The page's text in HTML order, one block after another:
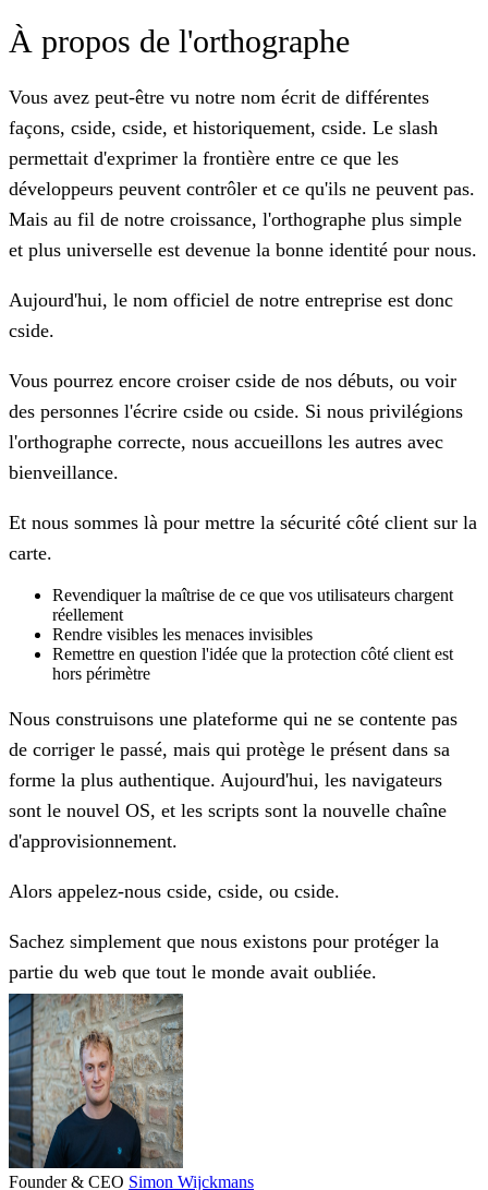
À propos de l'orthographe
Vous avez peut-être vu notre nom écrit de différentes
façons, cside, cside, et historiquement, cside. Le slash
permettait d'exprimer la frontière entre ce que les
développeurs peuvent contrôler et ce qu'ils ne peuvent pas.
Mais au fil de notre croissance, l'orthographe plus simple
et plus universelle est devenue la bonne identité pour nous.
Aujourd'hui, le nom officiel de notre entreprise est donc
cside.
Vous pourrez encore croiser cside de nos débuts, ou voir
des personnes l'écrire cside ou cside. Si nous privilégions
l'orthographe correcte, nous accueillons les autres avec
bienveillance.
Et nous sommes là pour mettre la sécurité côté client sur la
carte.
Revendiquer la maîtrise de ce que vos utilisateurs chargent
réellement
Rendre visibles les menaces invisibles
Remettre en question l'idée que la protection côté client est
hors périmètre
Nous construisons une plateforme qui ne se contente pas
de corriger le passé, mais qui protège le présent dans sa
forme la plus authentique. Aujourd'hui, les navigateurs
sont le nouvel OS, et les scripts sont la nouvelle chaîne
d'approvisionnement.
Alors appelez-nous cside, cside, ou cside.
Sachez simplement que nous existons pour protéger la
partie du web que tout le monde avait oubliée.
Founder & CEO Simon Wijckmans